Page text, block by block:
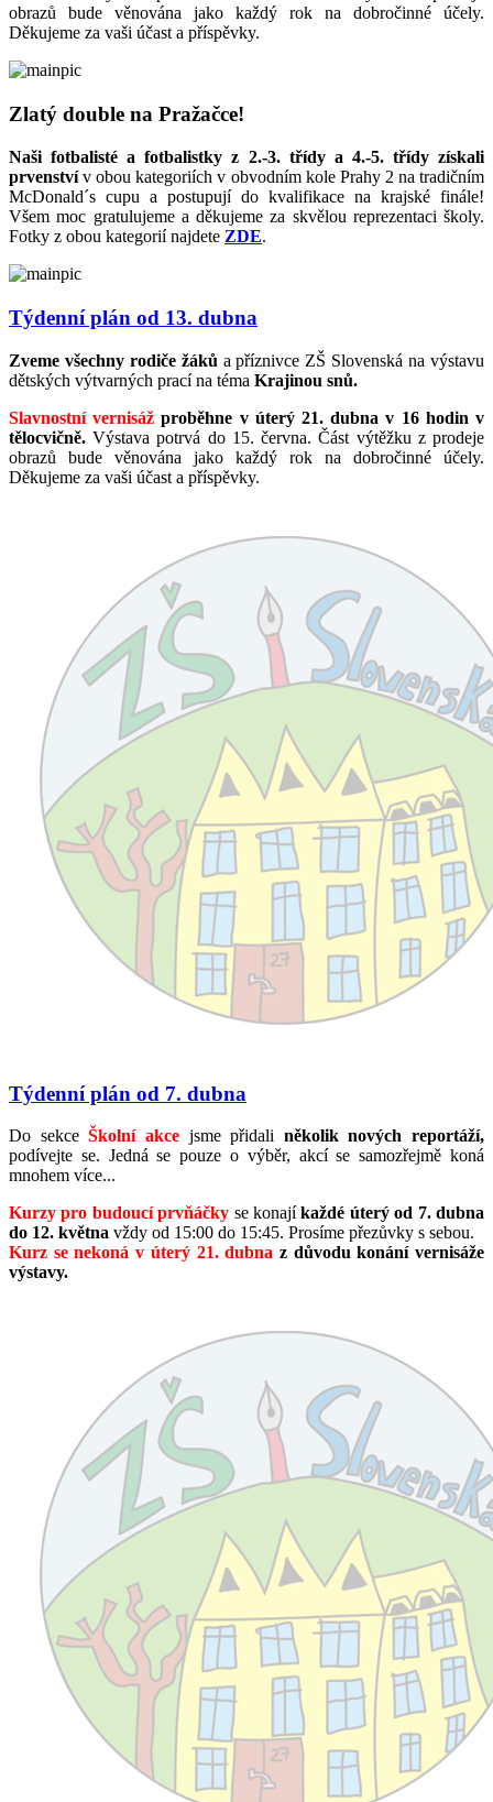
obrazů bude věnována jako každý rok na dobročinné účely.
Děkujeme za vaši účast a příspěvky.
Zlatý double na Pražačce!
Naši fotbalisté a fotbalistky z 2.-3. třídy a 4.-5. třídy získali
prvenstvív obou kategoriích v obvodním kole Prahy 2 na tradičním
McDonald´s cupu a postupují do kvalifikace na krajské finále!
Všem moc gratulujeme a děkujeme za skvělou reprezentaci školy.
Fotky z obou kategorií najdete ZDE.
Týdenní plán od 13. dubna
Zveme všechny rodiče žáků a příznivce ZŠ Slovenská na výstavu
dětských výtvarných prací na téma Krajinou snů.
Slavnostní vernisáž proběhne v úterý 21. dubna v 16 hodin v
tělocvičně. Výstava potrvá do 15. června. Část výtěžku z prodeje
obrazů bude věnována jako každý rok na dobročinné účely.
Děkujeme za vaši účast a příspěvky.
Týdenní plán od 7. dubna
Do sekceŠkolní akcejsme přidali několik nových reportáží,
podívejte se. Jedná se pouze o výběr, akcí se samozřejmě koná
mnohem více...
Kurzy pro budoucí prvňáčky se konajíkaždé úterý od 7. dubna
do 12. května vždy od 15:00 do 15:45. Prosíme přezůvky s sebou.
Kurz se nekoná v úterý 21. dubna z důvodu konání vernisáže
výstavy.